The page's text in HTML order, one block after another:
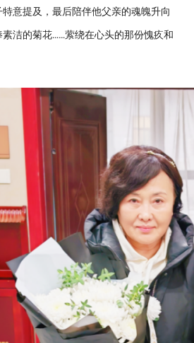
提及，最后陪伴他父亲的魂魄升向
洁的菊花……萦绕在心头的那份愧疚和